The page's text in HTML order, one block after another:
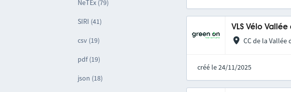
NeTEx (79)
SIRI (41)
csv (19)
pdf (19)
json (18)
VLS Vélo
CC de la Vallée
créé le 24/11/2025